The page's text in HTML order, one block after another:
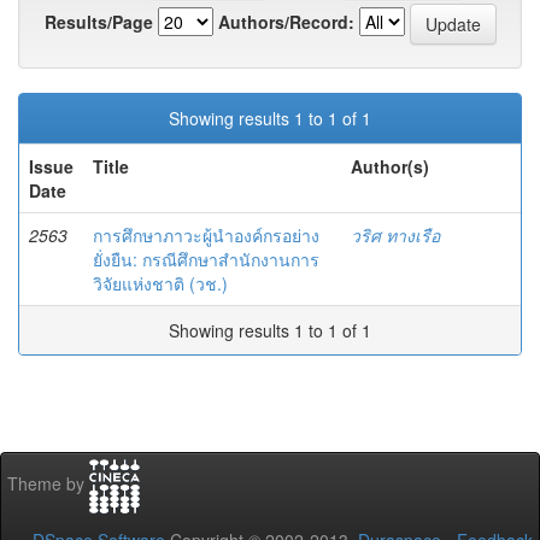
Results/Page
Authors/Record:
Showing results 1 to 1 of 1
Issue
Date
Title Author(s)
2563
การศึกษาภาวะผู้นำองค์กรอย่าง
ยั่งยืน: กรณีศึกษาสำนักงานการ
วิจัยแห่งชาติ (วช.)
วริศ ทางเรือ
Showing results 1 to 1 of 1
Theme by